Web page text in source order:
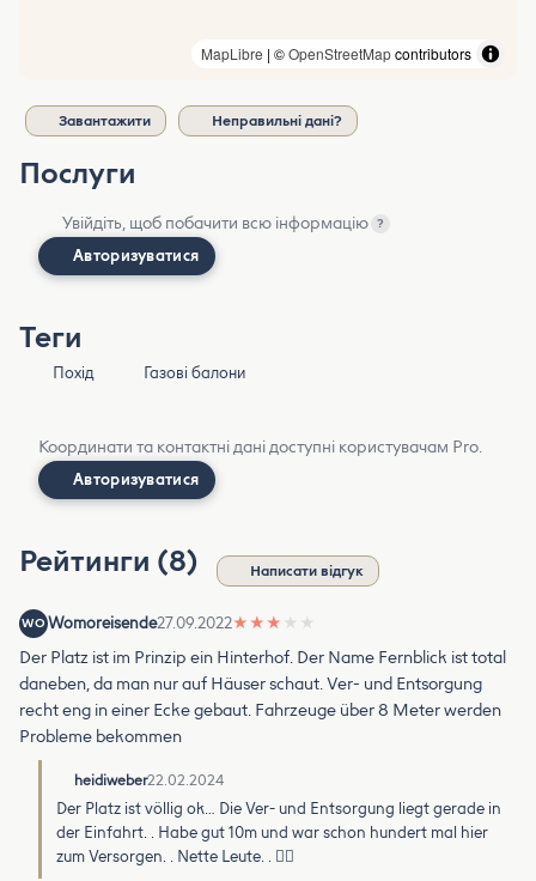
MapLibre | ©OpenStreetMapcontributors
Завантажити Неправильні дані?
Послуги
Увійдіть, щоб побачити всю інформацію ?
Авторизуватися
Теги
Похід Газові балони
Координати та контактні дані доступні користувачам Pro.
Авторизуватися
Рейтинги (8) Написати відгук
WO Womoreisende27.09.2022★ ★ ★ ★ ★
Der Platz ist im Prinzip ein Hinterhof. Der Name Fernblick ist total
daneben, da man nur auf Häuser schaut. Ver- und Entsorgung
recht eng in einer Ecke gebaut. Fahrzeuge über 8 Meter werden
Probleme bekommen
heidiweber22.02.2024
Der Platz ist völlig ok… Die Ver- und Entsorgung liegt gerade in
der Einfahrt. . Habe gut 10m und war schon hundert mal hier
zum Versorgen. . Nette Leute. . 👌🏼